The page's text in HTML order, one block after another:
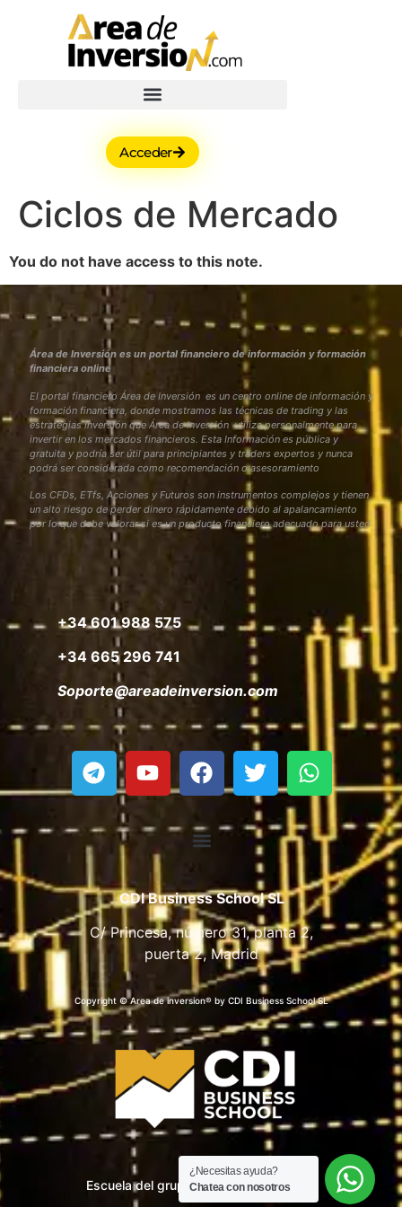
Acceder
Ciclos de Mercado
You do not have access to this note.
Área de Inversión es un portal financiero de información y formación
financiera online
El portal financiero Área de Inversión es un centro online de información y
formación financiera, donde mostramos las técnicas de trading y las
estrategias inversión que Área de Inversión utiliza personalmente para
invertir en los mercados financieros. Esta Información es pública y
gratuita y podría ser útil para principiantes y traders expertos y nunca
podrá ser considerada como recomendación o asesoramiento
Los CFDs, ETfs, Acciones y Futuros son instrumentos complejos y tienen
un alto riesgo de perder dinero rápidamente debido al apalancamiento
por lo que debe valorar si es un producto financiero adecuado para usted
+34 601 988 575
+34 665 296 741
Soporte@areadeinversion.com
CDI Business School SL
C/ Princesa, número 31, planta 2,
puerta 2, Madrid
Copyright © Area de inversion® by CDI Business School SL
Escuela del grupo CDI Business School
¿Necesitas ayuda?
Chatea con nosotros